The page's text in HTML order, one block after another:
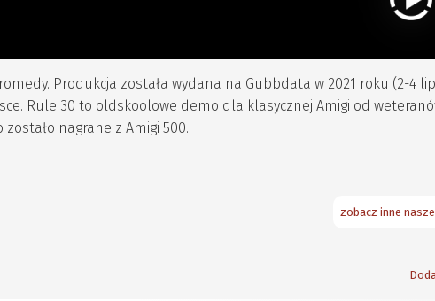
Produkcja została wydana na Gubbdata w 2021 roku (2-4
Rule 30 to oldskoolowe demo dla klasycznej Amigi od
nagrane z Amigi 500.
zobacz inne